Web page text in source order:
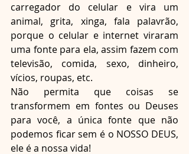
carregador do celular e vira um
animal, grita, xinga, fala palavrão,
porque o celular e internet viraram
uma fonte para ela, assim fazem com
televisão, comida, sexo, dinheiro,
vícios, roupas, etc.
Não permita que coisas se
transformem em fontes ou Deuses
para você, a única fonte que não
podemos ficar sem é o NOSSO DEUS,
ele é a nossa vida!